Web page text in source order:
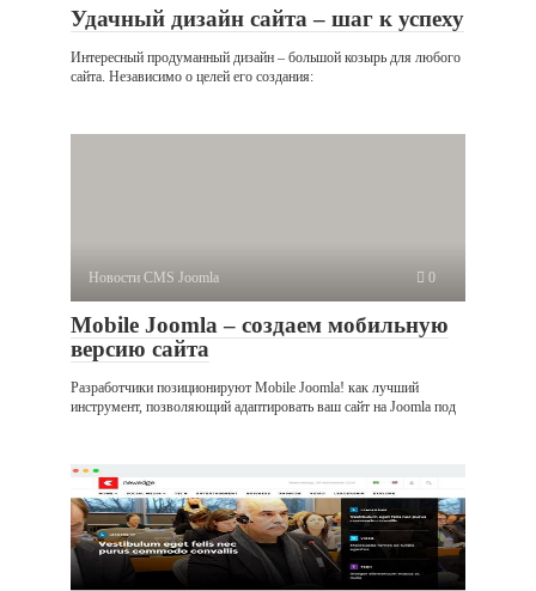
Удачный дизайн сайта – шаг к успеху
Интересный продуманный дизайн – большой козырь для любого
сайта. Независимо о целей его создания:
Новости CMS Joomla 0
Mobile Joomla – создаем мобильную
версию сайта
Разработчики позиционируют Mobile Joomla! как лучший
инструмент, позволяющий адаптировать ваш сайт на Joomla под